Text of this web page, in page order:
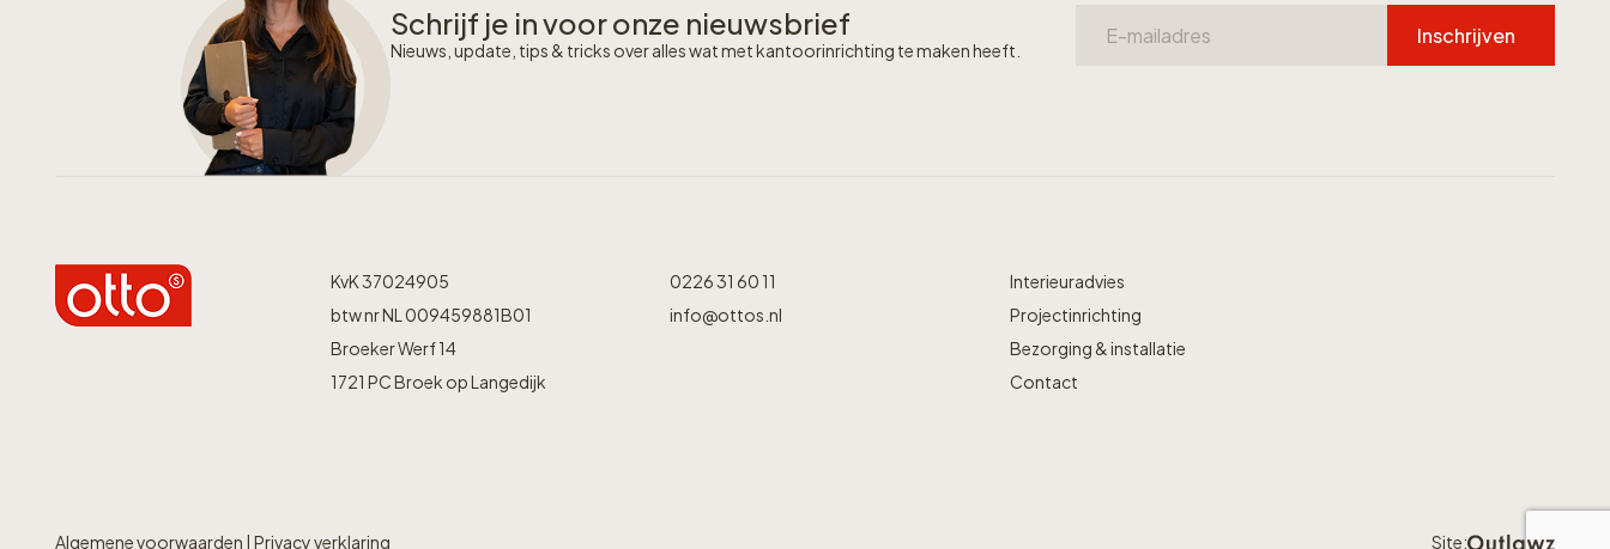
Schrijf je in voor onze nieuwsbrief
Nieuws, update, tips & tricks over alles wat met kantoorinrichting te maken heeft.
Inschrijven
KvK 37024905
btw nr NL 009459881B01
Broeker Werf 14
1721 PC Broek op Langedijk
0226 31 60 11
info@ottos.nl
Interieuradvies
Projectinrichting
Bezorging & installatie
Contact
Algemene voorwaarden Privacy verklaring Site: